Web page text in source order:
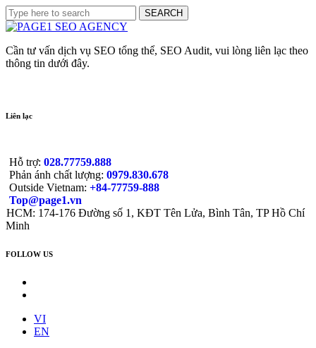
Cần tư vấn dịch vụ SEO tổng thể, SEO Audit, vui lòng liên lạc theo
thông tin dưới đây.
Liên lạc
Hỗ trợ: 028.77759.888
Phản ánh chất lượng: 0979.830.678
Outside Vietnam: +84-77759-888
Top@page1.vn
HCM: 174-176 Đường số 1, KĐT Tên Lửa, Bình Tân, TP Hồ Chí
Minh
FOLLOW US
VI
EN